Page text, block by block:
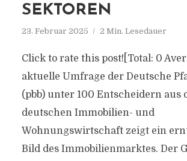
SEKTOREN
23. Februar 2025 2 Min. Lesedauer
Click to rate this post![Total: 0
aktuelle Umfrage der Deutsche
(pbb) unter 100 Entscheidern aus
deutschen Immobilien- und
Wohnungswirtschaft zeigt ein
Bild des Immobilienmarktes. Der